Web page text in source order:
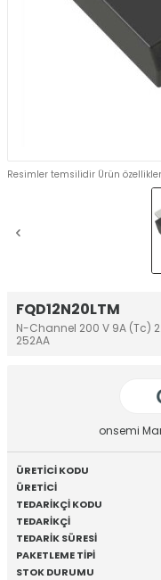
FQD12N20LTM
N-Channel 200 V 9A (Tc)
252AA
Resimler temsilidir Ürün
onsemi
ÜRETİCİ KODU
ÜRETİCİ
TEDARİKÇİ KODU
TEDARİKÇİ
TEDARİK SÜRESİ
PAKETLEME TİPİ
STOK DURUMU